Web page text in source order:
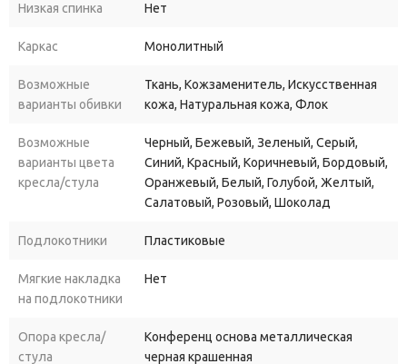
Низкая спинка Нет
Каркас Монолитный
Возможные
варианты обивки
Ткань, Кожзаменитель, Искусственная
кожа, Натуральная кожа, Флок
Возможные
варианты цвета
кресла/стула
Черный, Бежевый, Зеленый, Серый,
Синий, Красный, Коричневый, Бордовый,
Оранжевый, Белый, Голубой, Желтый,
Салатовый, Розовый, Шоколад
Подлокотники Пластиковые
Мягкие накладка
на подлокотники
Нет
Опора кресла/
стула
Конференц основа металлическая
черная крашенная